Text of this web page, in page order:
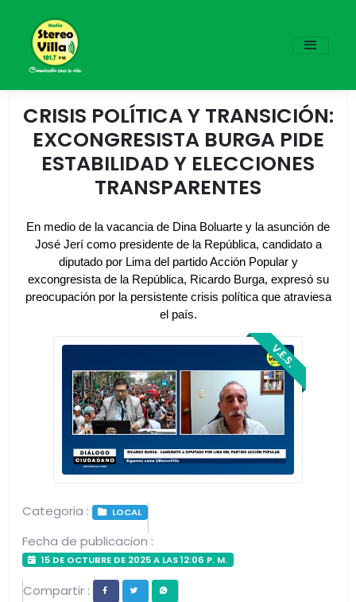
CRISIS POLÍTICA Y TRANSICIÓN:
EXCONGRESISTA BURGA PIDE
ESTABILIDAD Y ELECCIONES
TRANSPARENTES
En medio de la vacancia de Dina Boluarte y la asunción de
José Jerí como presidente de la República, candidato a
diputado por Lima del partido Acción Popular y
excongresista de la República, Ricardo Burga, expresó su
preocupación por la persistente crisis política que atraviesa
el país.
V.E.S.
Categoria : LOCAL
Fecha de publicacion :
15 DE OCTUBRE DE 2025 A LAS 12:06 P. M.
Compartir :